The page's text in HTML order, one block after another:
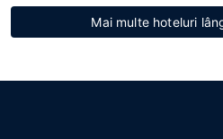
Mai multe hoteluri